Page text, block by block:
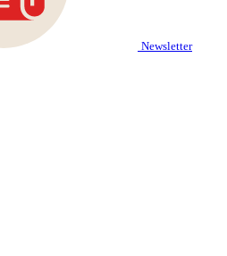
Newsletter